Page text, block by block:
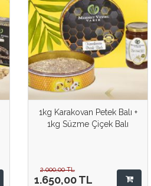
1kg Karakovan Petek Balı +
1kg Süzme Çiçek Balı
2.000,00TL
1.650,00TL